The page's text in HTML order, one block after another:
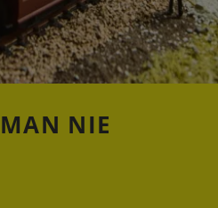
NIE